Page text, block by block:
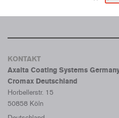
KONTAKT
Axalta Coating Systems
Cromax Deutschland
Horbellerstr. 15
50858 Köln